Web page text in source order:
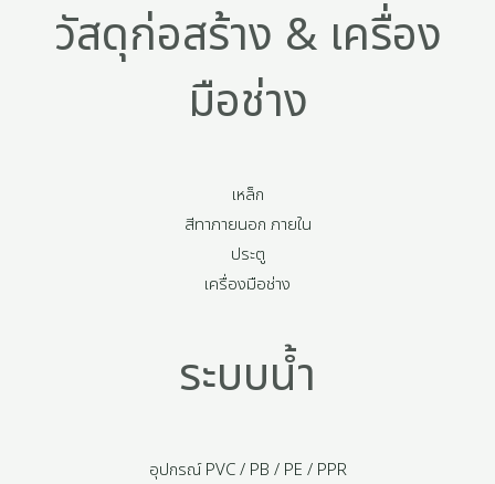
วัสดุก่อสร้าง & เครื่อง
มือช่าง
เหล็ก
สีทาภายนอก ภายใน
ประตู
เครื่องมือช่าง
ระบบน้ำ
อุปกรณ์ PVC / PB / PE / PPR